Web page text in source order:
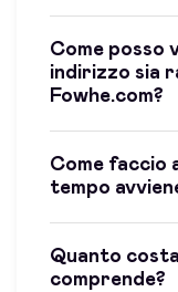
Come posso
indirizzo sia
Fowhe.com?
Come faccio
tempo
Quanto
comprende?